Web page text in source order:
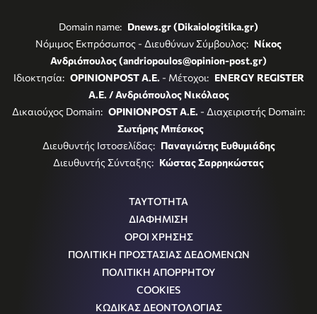
Domain name: Dnews.gr (Dikaiologitika.gr)
Νόμιμος Εκπρόσωπος - Διευθύνων Σύμβουλος: Νίκος
Ανδριόπουλος (andriopoulos@opinion-post.gr)
Ιδιοκτησία: OPINIONPOST A.E. - Μέτοχοι: ENERGY REGISTER
Α.Ε. / Ανδριόπουλος Νικόλαος
Δικαιούχος Domain: OPINIONPOST A.E. - Διαχειριστής Domain:
Σωτήρης Μπέσκος
Διευθυντής Ιστοσελίδας: Παναγιώτης Ευθυμιάδης
Διευθυντής Σύνταξης: Κώστας Σαρρηκώστας
ΤΑΥΤΟΤΗΤΑ
ΔΙΑΦΗΜΙΣΗ
ΟΡΟΙ ΧΡΗΣΗΣ
ΠΟΛΙΤΙΚΗ ΠΡΟΣΤΑΣΙΑΣ ΔΕΔΟΜΕΝΩΝ
ΠΟΛΙΤΙΚΗ ΑΠΟΡΡΗΤΟΥ
COOKIES
ΚΩΔΙΚΑΣ ΔΕΟΝΤΟΛΟΓΙΑΣ